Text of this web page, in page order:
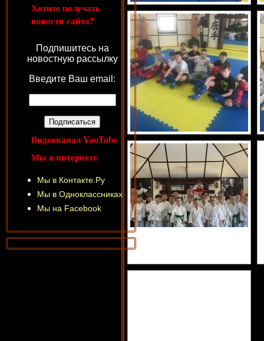
Хотите получать
новости сайта?
Подпишитесь на
новостную рассылку
Введите Ваш email:
Видеоканал YouTube
Мы в интернете
Мы в Контакте.Ру
Мы в Одноклассниках
Мы на Facebook